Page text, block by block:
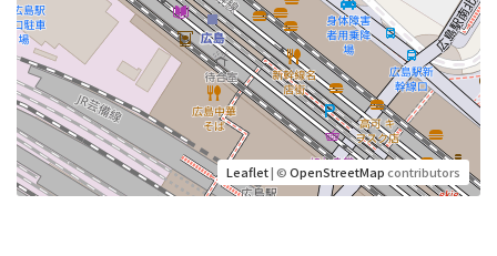
Leaflet| ©OpenStreetMapcontributors